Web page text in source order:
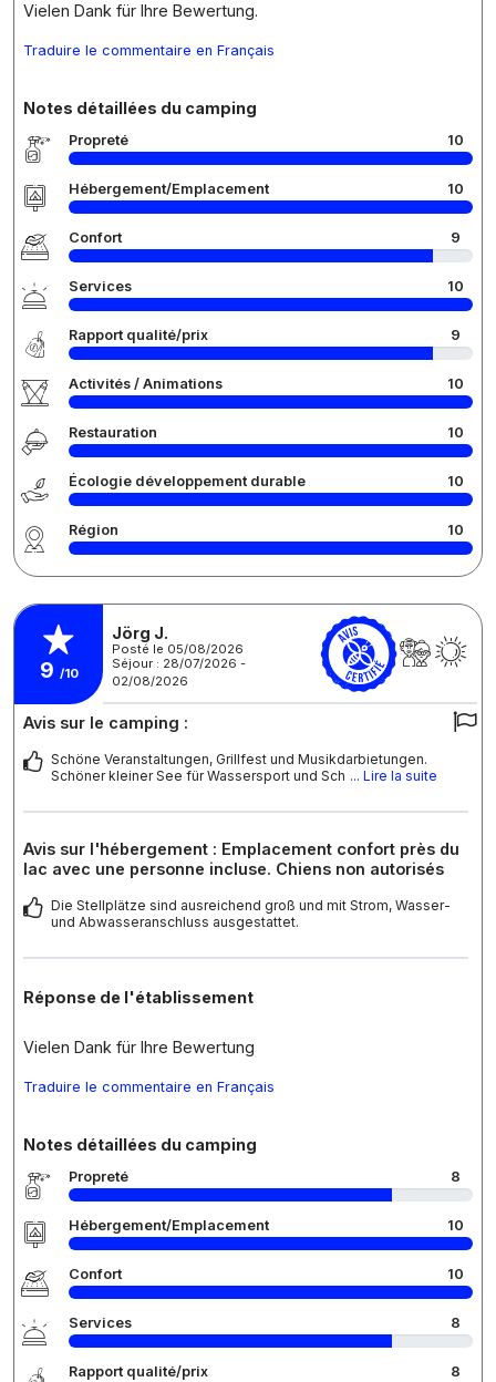
Vielen Dank für Ihre Bewertung.
Traduire le commentaire en Français
Notes détaillées du camping
Propreté 10
Hébergement/Emplacement 10
Confort 9
Services 10
Rapport qualité/prix 9
Activités / Animations 10
Restauration 10
Écologie développement durable 10
Région 10
9 /10
Jörg J.
Posté le 05/08/2026
Séjour : 28/07/2026 -
02/08/2026
Avis sur le camping :
Schöne Veranstaltungen, Grillfest und Musikdarbietungen.
Schöner kleiner See für Wassersport und Sch ... Lire la suite
Avis sur l'hébergement : Emplacement confort près du
lac avec une personne incluse. Chiens non autorisés
Die Stellplätze sind ausreichend groß und mit Strom, Wasser-
und Abwasseranschluss ausgestattet.
Réponse de l'établissement
Vielen Dank für Ihre Bewertung
Traduire le commentaire en Français
Notes détaillées du camping
Propreté 8
Hébergement/Emplacement 10
Confort 10
Services 8
Rapport qualité/prix 8